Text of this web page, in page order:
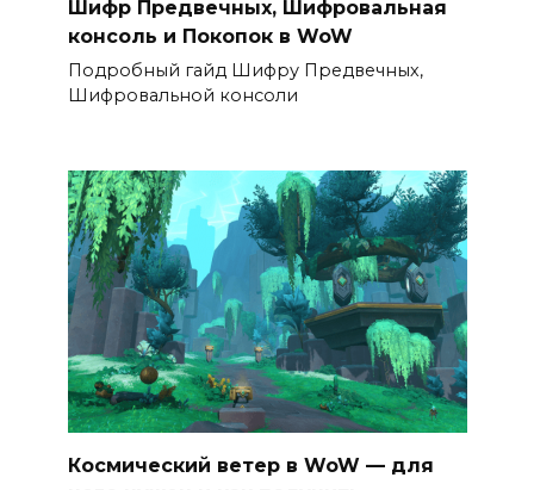
Шифр Предвечных, Шифровальная
консоль и Покопок в WoW
Подробный гайд Шифру Предвечных,
Шифровальной консоли
Космический ветер в WoW — для